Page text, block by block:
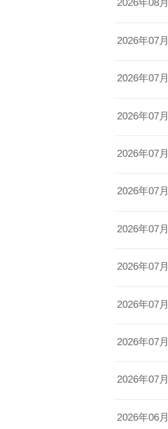
2026年08
2026年07
2026年07
2026年07
2026年07
2026年07
2026年07
2026年07
2026年07
2026年07
2026年07
2026年06